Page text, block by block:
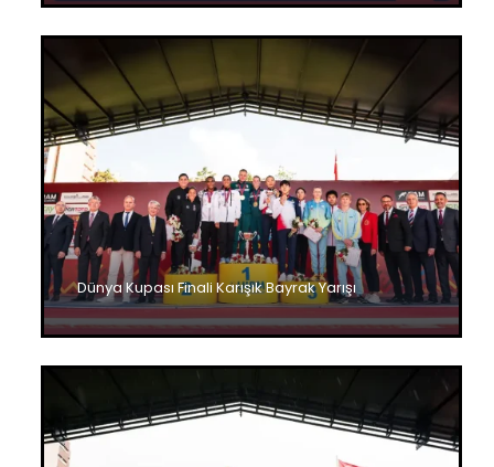
Dünya Kupası Finali Karışık Bayrak Yarışı